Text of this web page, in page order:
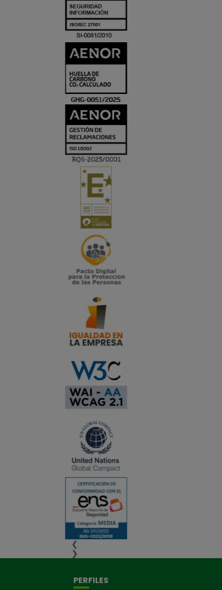
❮
❯
PERFILES